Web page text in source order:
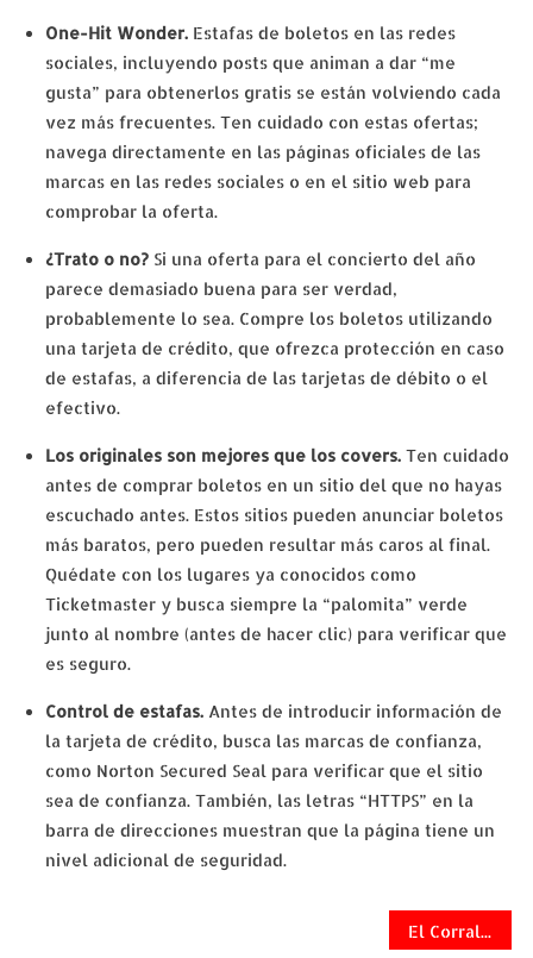
One-Hit Wonder. Estafas de boletos en las redes
sociales, incluyendo posts que animan a dar “me
gusta” para obtenerlos gratis se están volviendo cada
vez más frecuentes. Ten cuidado con estas ofertas;
navega directamente en las páginas oficiales de las
marcas en las redes sociales o en el sitio web para
comprobar la oferta.
¿Trato o no? Si una oferta para el concierto del año
parece demasiado buena para ser verdad,
probablemente lo sea. Compre los boletos utilizando
una tarjeta de crédito, que ofrezca protección en caso
de estafas, a diferencia de las tarjetas de débito o el
efectivo.
Los originales son mejores que los covers. Ten cuidado
antes de comprar boletos en un sitio del que no hayas
escuchado antes. Estos sitios pueden anunciar boletos
más baratos, pero pueden resultar más caros al final.
Quédate con los lugares ya conocidos como
Ticketmaster y busca siempre la “palomita” verde
junto al nombre (antes de hacer clic) para verificar que
es seguro.
Control de estafas. Antes de introducir información de
la tarjeta de crédito, busca las marcas de confianza,
como Norton Secured Seal para verificar que el sitio
sea de confianza. También, las letras “HTTPS” en la
barra de direcciones muestran que la página tiene un
nivel adicional de seguridad.
El Corral Gourmet premia la fidelidad de sus comensales con un viaje a cualquier destino